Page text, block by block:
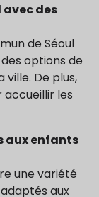
avec des
de Séoul
options de
De plus,
accueillir les
aux enfants
une variété
aux